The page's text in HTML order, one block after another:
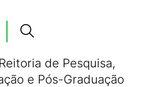
de Pesquisa,
e Pós-Graduação